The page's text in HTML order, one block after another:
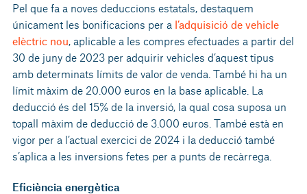
Pel que fa a noves deduccions estatals, destaquem
únicament les bonificacions per a l’adquisició de vehicle
elèctric nou , aplicable a les compres efectuades a partir del
30 de juny de 2023 per adquirir vehicles d’aquest tipus
amb determinats límits de valor de venda. També hi ha un
límit màxim de 20.000 euros en la base aplicable. La
deducció és del 15% de la inversió, la qual cosa suposa un
topall màxim de deducció de 3.000 euros. També està en
vigor per a l’actual exercici de 2024 i la deducció també
s’aplica a les inversions fetes per a punts de recàrrega.
Eficiència energètica